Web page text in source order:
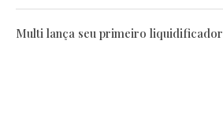
Multi lança seu primeiro liquidificador